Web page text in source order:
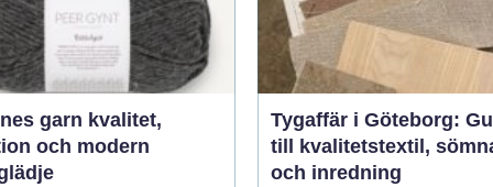
garn kvalitet,
och modern
Tygaffär i Göteborg:
till kvalitetstextil,
och inredning